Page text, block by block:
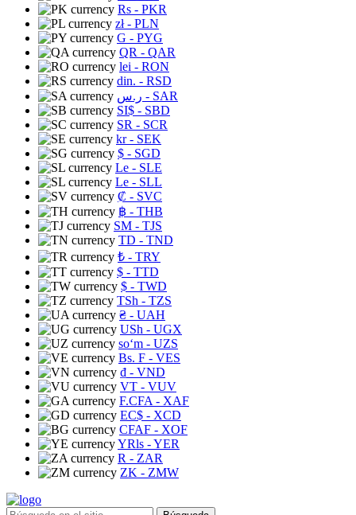
Rs - PKR
zł- PLN
G - PYG
QR - QAR
lei - RON
din. - RSD
ر.س - SAR
SI$ - SBD
SR - SCR
kr- SEK
$ - SGD
Le - SLE
Le - SLL
₡ - SVC
฿ - THB
ЅМ - TJS
TD - TND
₺ - TRY
$ - TTD
$ - TWD
TSh - TZS
₴ - UAH
USh - UGX
soʻm - UZS
Bs. F - VES
₫ - VND
VT - VUV
F.CFA - XAF
EC$ - XCD
CFAF - XOF
YRls - YER
R - ZAR
ZK - ZMW